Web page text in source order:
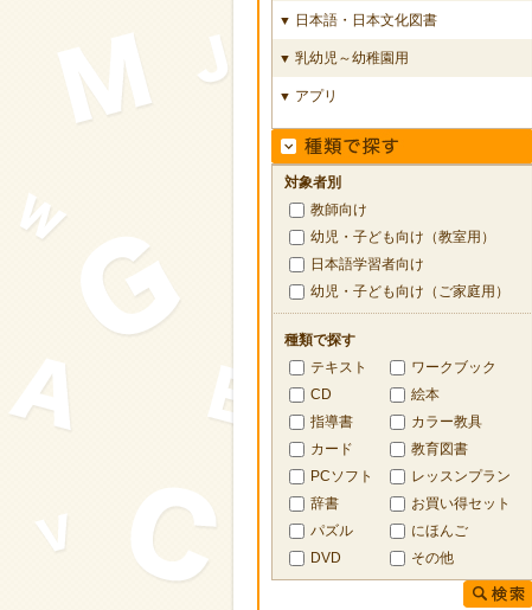
▼ 日本語・日本文化図書
▼ 乳幼児～幼稚園用
▼ アプリ
対象者別
教師向け
幼児・子ども向け（教室用）
日本語学習者向け
幼児・子ども向け（ご家庭用）
種類で探す
テキスト
CD
指導書
カード
PCソフト
辞書
パズル
DVD
ワークブック
絵本
カラー教具
教育図書
レッスンプラン
お買い得セット
にほんご
その他